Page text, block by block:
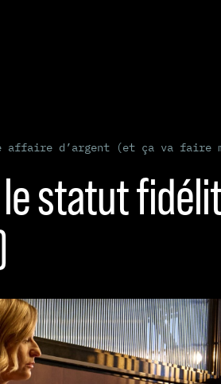
d’argent (et ça va faire
statut